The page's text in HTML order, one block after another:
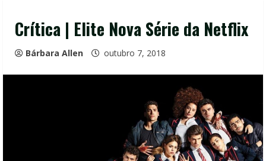
Crítica | Elite Nova Série da Netflix
Bárbara Allen outubro 7, 2018